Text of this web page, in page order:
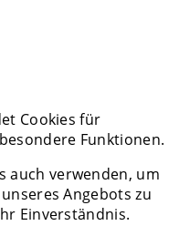
Cookies für
Funktionen.
auch verwenden, um
Angebots zu
Einverständnis.